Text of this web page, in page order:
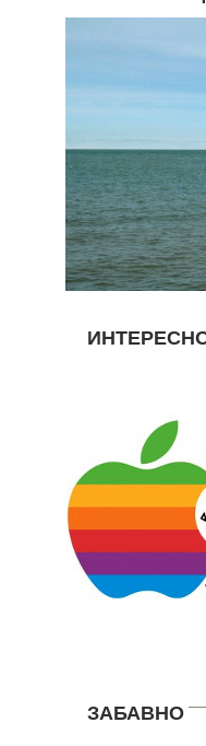
ЗАБАВНО